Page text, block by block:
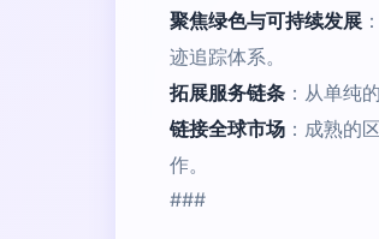
聚焦绿色与可持续发展
迹追踪体系。
拓展服务链条 ：从单纯
链接全球市场 ：成熟的
作。
###